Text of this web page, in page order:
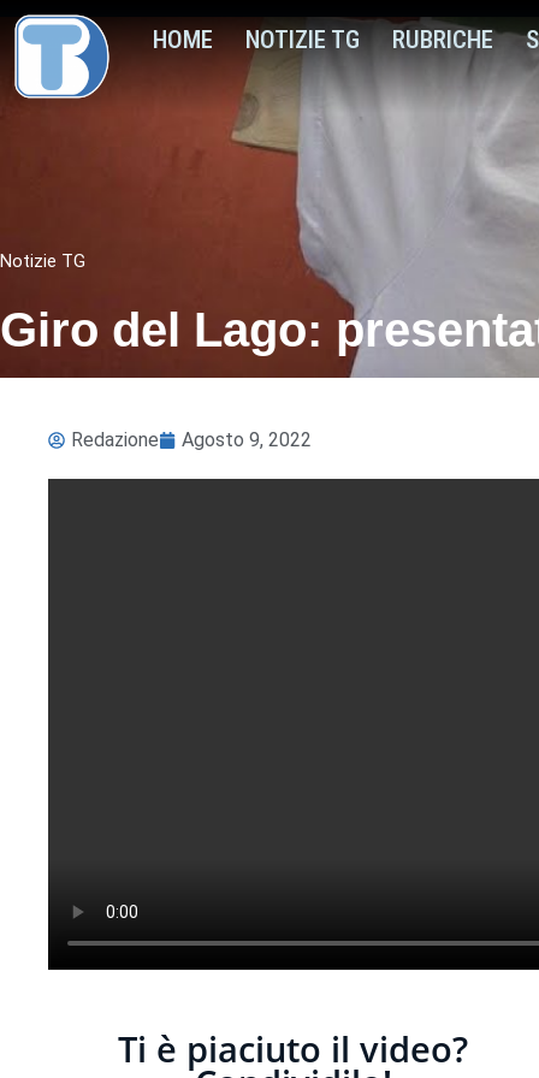
HOME NOTIZIE TG RUBRICHE
Notizie TG
Giro del Lago:
Redazione Agosto 9, 2022
Ti è piaciuto il video?